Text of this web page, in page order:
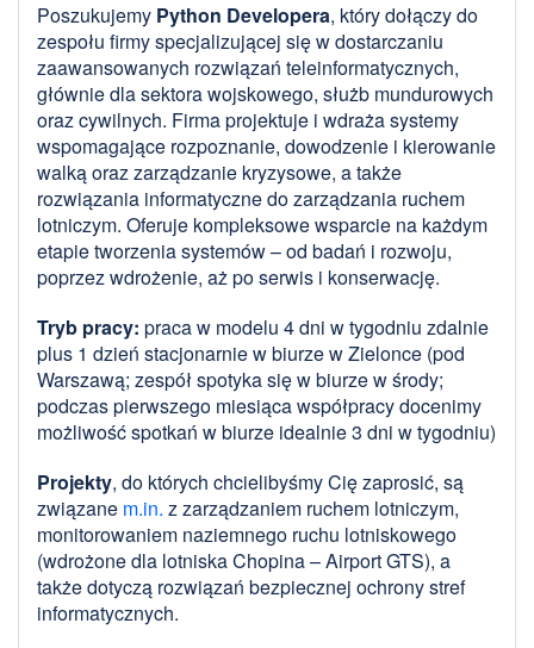
Poszukujemy Python Developera, który dołączy do
zespołu firmy specjalizującej się w dostarczaniu
zaawansowanych rozwiązań teleinformatycznych,
głównie dla sektora wojskowego, służb mundurowych
oraz cywilnych. Firma projektuje i wdraża systemy
wspomagające rozpoznanie, dowodzenie i kierowanie
walką oraz zarządzanie kryzysowe, a także
rozwiązania informatyczne do zarządzania ruchem
lotniczym. Oferuje kompleksowe wsparcie na każdym
etapie tworzenia systemów – od badań i rozwoju,
poprzez wdrożenie, aż po serwis i konserwację.
Tryb pracy: praca w modelu 4 dni w tygodniu zdalnie
plus 1 dzień stacjonarnie w biurze w Zielonce (pod
Warszawą; zespół spotyka się w biurze w środy;
podczas pierwszego miesiąca współpracy docenimy
możliwość spotkań w biurze idealnie 3 dni w tygodniu)
Projekty, do których chcielibyśmy Cię zaprosić, są
związane m.in. z zarządzaniem ruchem lotniczym,
monitorowaniem naziemnego ruchu lotniskowego
(wdrożone dla lotniska Chopina – Airport GTS), a
także dotyczą rozwiązań bezpiecznej ochrony stref
informatycznych.